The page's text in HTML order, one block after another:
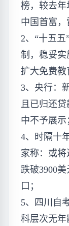
榜，较去年
中国首富，
2、“十五
制，稳妥实
扩大免费教
3、央行：
且已归还
中不予展示
4、时隔十
家称：或
跌破3900
口；
5、四川自
科层次无年